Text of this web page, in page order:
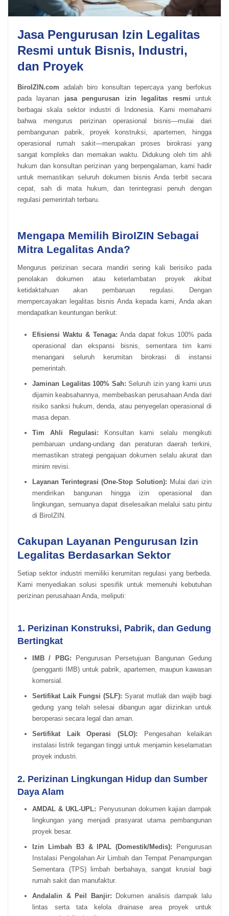
Jasa Pengurusan Izin Legalitas
Resmi untuk Bisnis, Industri,
dan Proyek
BiroIZIN.com adalah biro konsultan tepercaya yang berfokus
pada layanan jasa pengurusan izin legalitas resmi untuk
berbagai skala sektor industri di Indonesia. Kami memahami
bahwa mengurus perizinan operasional bisnis—mulai dari
pembangunan pabrik, proyek konstruksi, apartemen, hingga
operasional rumah sakit—merupakan proses birokrasi yang
sangat kompleks dan memakan waktu. Didukung oleh tim ahli
hukum dan konsultan perizinan yang berpengalaman, kami hadir
untuk memastikan seluruh dokumen bisnis Anda terbit secara
cepat, sah di mata hukum, dan terintegrasi penuh dengan
regulasi pemerintah terbaru.
Mengapa Memilih BiroIZIN Sebagai
Mitra Legalitas Anda?
Mengurus perizinan secara mandiri sering kali berisiko pada
penolakan dokumen atau keterlambatan proyek akibat
ketidaktahuan akan pembaruan regulasi. Dengan
mempercayakan legalitas bisnis Anda kepada kami, Anda akan
mendapatkan keuntungan berikut:
Efisiensi Waktu & Tenaga: Anda dapat fokus 100% pada
operasional dan ekspansi bisnis, sementara tim kami
menangani seluruh kerumitan birokrasi di instansi
pemerintah.
Jaminan Legalitas 100% Sah: Seluruh izin yang kami urus
dijamin keabsahannya, membebaskan perusahaan Anda dari
risiko sanksi hukum, denda, atau penyegelan operasional di
masa depan.
Tim Ahli Regulasi: Konsultan kami selalu mengikuti
pembaruan undang-undang dan peraturan daerah terkini,
memastikan strategi pengajuan dokumen selalu akurat dan
minim revisi.
Layanan Terintegrasi (One-Stop Solution): Mulai dari izin
mendirikan bangunan hingga izin operasional dan
lingkungan, semuanya dapat diselesaikan melalui satu pintu
di BiroIZIN.
Cakupan Layanan Pengurusan Izin
Legalitas Berdasarkan Sektor
Setiap sektor industri memiliki kerumitan regulasi yang berbeda.
Kami menyediakan solusi spesifik untuk memenuhi kebutuhan
perizinan perusahaan Anda, meliputi:
1. Perizinan Konstruksi, Pabrik, dan Gedung
Bertingkat
IMB / PBG: Pengurusan Persetujuan Bangunan Gedung
(pengganti IMB) untuk pabrik, apartemen, maupun kawasan
komersial.
Sertifikat Laik Fungsi (SLF): Syarat mutlak dan wajib bagi
gedung yang telah selesai dibangun agar diizinkan untuk
beroperasi secara legal dan aman.
Sertifikat Laik Operasi (SLO): Pengesahan kelaikan
instalasi listrik tegangan tinggi untuk menjamin keselamatan
proyek industri.
2. Perizinan Lingkungan Hidup dan Sumber
Daya Alam
AMDAL & UKL-UPL: Penyusunan dokumen kajian dampak
lingkungan yang menjadi prasyarat utama pembangunan
proyek besar.
Izin Limbah B3 & IPAL (Domestik/Medis): Pengurusan
Instalasi Pengolahan Air Limbah dan Tempat Penampungan
Sementara (TPS) limbah berbahaya, sangat krusial bagi
rumah sakit dan manufaktur.
Andalalin & Peil Banjir: Dokumen analisis dampak lalu
lintas serta tata kelola drainase area proyek untuk